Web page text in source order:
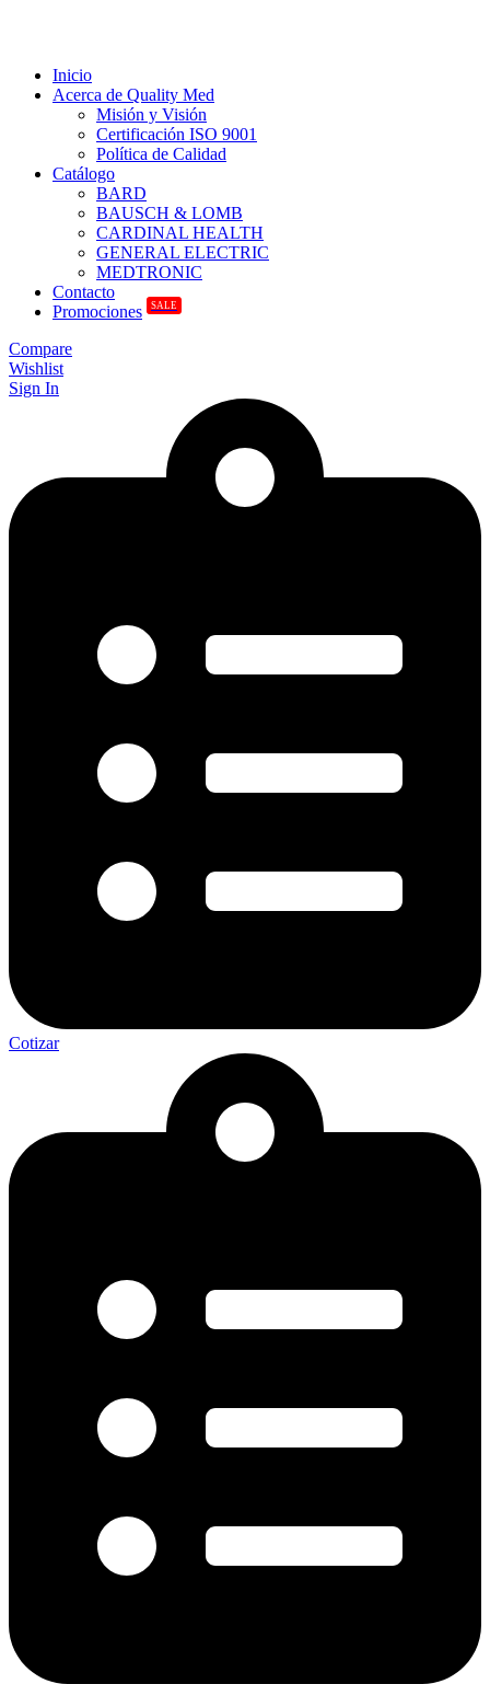
Inicio
Acerca de Quality Med
Misión y Visión
Certificación ISO 9001
Política de Calidad
Catálogo
BARD
BAUSCH & LOMB
CARDINAL HEALTH
GENERAL ELECTRIC
MEDTRONIC
Contacto
Promociones
SALE
Compare
Wishlist
Sign In
Cotizar